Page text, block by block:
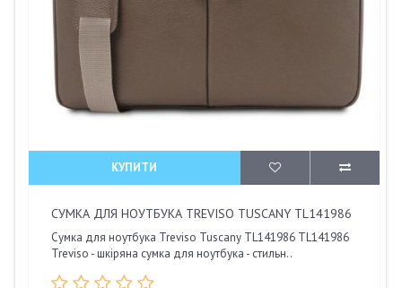
КУПИТИ
СУМКА ДЛЯ НОУТБУКА TREVISO TUSCANY TL141986
Сумка для ноутбука Treviso Tuscany TL141986 TL141986
Treviso - шкіряна сумка для ноутбука - стильн..